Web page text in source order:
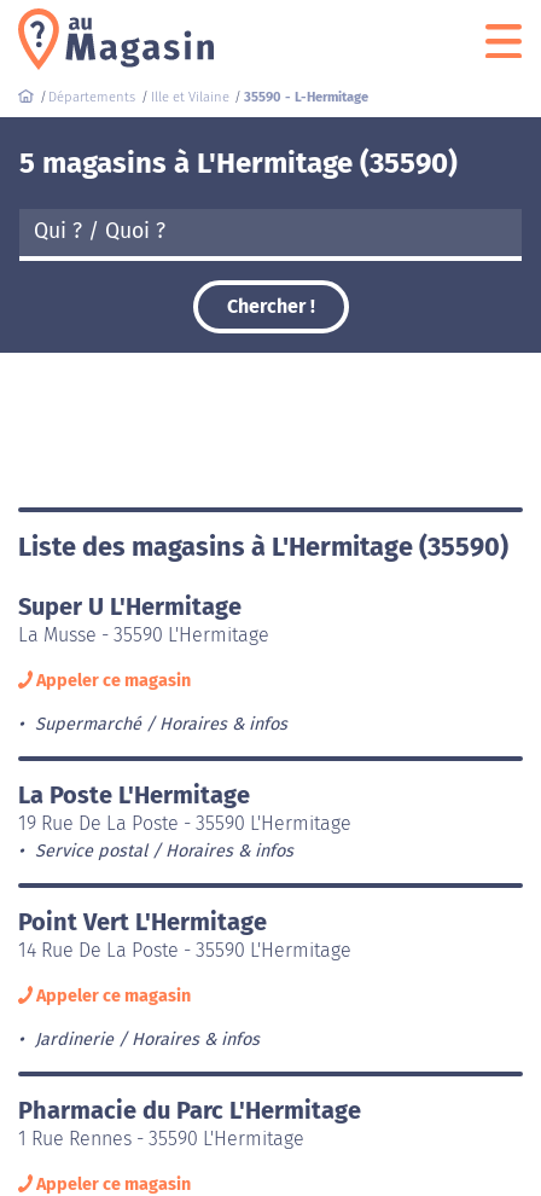
Départements Ille et Vilaine 35590 - L-Hermitage
5 magasins à L'Hermitage (35590)
Chercher !
Liste des magasins à L'Hermitage (35590)
Super U L'Hermitage
La Musse - 35590 L'Hermitage
Appeler ce magasin
Supermarché Horaires & infos
La Poste L'Hermitage
19 Rue De La Poste - 35590 L'Hermitage
Service postal Horaires & infos
Point Vert L'Hermitage
14 Rue De La Poste - 35590 L'Hermitage
Appeler ce magasin
Jardinerie Horaires & infos
Pharmacie du Parc L'Hermitage
1 Rue Rennes - 35590 L'Hermitage
Appeler ce magasin